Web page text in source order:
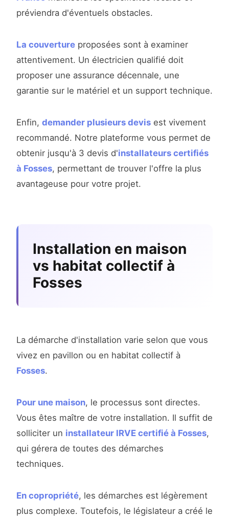
préviendra d'éventuels obstacles.
La couverture proposées sont à examiner
attentivement. Un électricien qualifié doit
proposer une assurance décennale, une
garantie sur le matériel et un support technique.
Enfin, demander plusieurs devis est vivement
recommandé. Notre plateforme vous permet de
obtenir jusqu'à 3 devis d'installateurs certifiés
à Fosses, permettant de trouver l'offre la plus
avantageuse pour votre projet.
Installation en maison
vs habitat collectif à
Fosses
La démarche d'installation varie selon que vous
vivez en pavillon ou en habitat collectif à
Fosses.
Pour une maison, le processus sont directes.
Vous êtes maître de votre installation. Il suffit de
solliciter un installateur IRVE certifié à Fosses,
qui gérera de toutes des démarches
techniques.
En copropriété, les démarches est légèrement
plus complexe. Toutefois, le législateur a créé le